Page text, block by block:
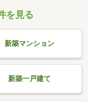
を見る
新築マンション
新築一戸建て